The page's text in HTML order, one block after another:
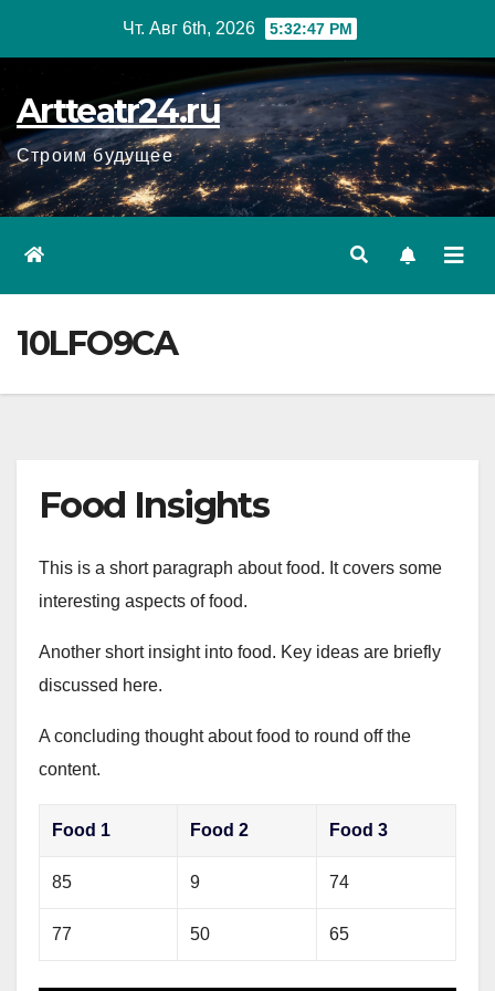
Чт. Авг 6th, 2026 5:32:49 PM
Artteatr24.ru
Строим будущее
10LFO9CA
Food Insights
This is a short paragraph about food. It covers some
interesting aspects of food.
Another short insight into food. Key ideas are briefly
discussed here.
A concluding thought about food to round off the
content.
Food 1 Food 2 Food 3
85 9 74
77 50 65